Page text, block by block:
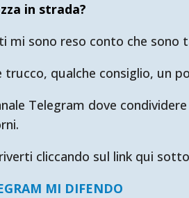
in strada?
mi sono reso conto che
qualche consiglio, un
Telegram dove
cliccando sul link qui
MI DIFENDO